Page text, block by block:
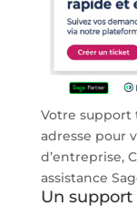
Votre support
adresse pour
d’entreprise,
assistance
Un